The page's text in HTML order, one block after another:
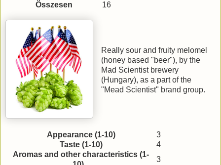
Összesen
16
Really sour and fruity melomel
(honey based "beer"), by the
Mad Scientist brewery
(Hungary), as a part of the
"Mead Scientist" brand group.
Appearance (1-10)
3
Taste (1-10)
4
Aromas and other characteristics (1-
3